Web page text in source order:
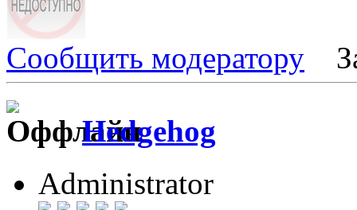
Сообщить модератору
Hedgehog
Administrator